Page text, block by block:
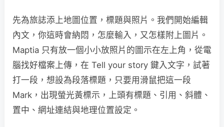
先為旅誌添上地圖位置，標題與照片。我們開始編輯
內文，你這時會納悶，怎麼輸入，又怎樣附上圖片。
Maptia 只有放一個小小放照片的圖示在左上角，從電
腦找好檔案上傳，在 Tell your story 鍵入文字，試著
打一段，想設為段落標題，只要用滑鼠把這一段
Mark，出現螢光黃標示，上頭有標題、引用、斜體、
置中、網址連結與地理位置設定。